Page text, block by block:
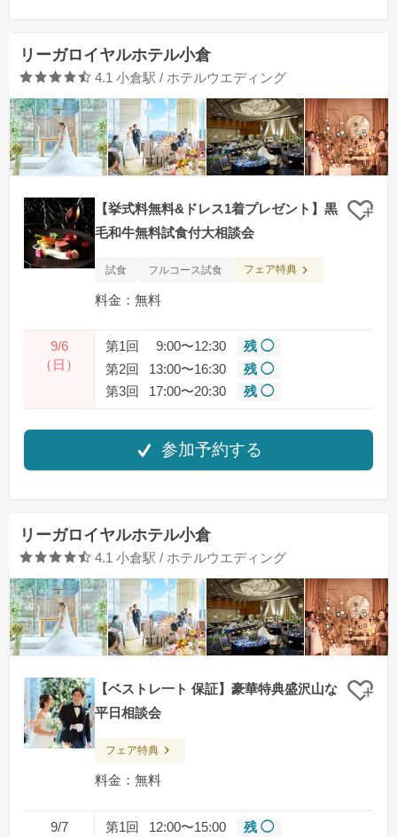
リーガロイヤルホテル小倉
口コミ評価
4.1 小倉駅 / ホテルウエディング
【挙式料無料&ドレス1着プレゼント】黒
毛和牛無料試食付大相談会
クリ
試食 フルコース試食 フェア特典
料金：無料
9/6
（日）
第1回 9:00〜12:30
残 ◯
第2回
13:00〜16:30
残 ◯
第3回
17:00〜20:30 残 ◯
参加予約する
リーガロイヤルホテル小倉
口コミ評価
4.1 小倉駅 / ホテルウエディング
【ベストレ一ト 保証】豪華特典盛沢山な
平日相談会
クリ
フェア特典
料金：無料
9/7 第1回 12:00〜15:00 残 ◯